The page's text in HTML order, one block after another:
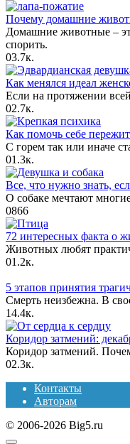
Почему домашние
Домашние животные ‒
спорить.
03.7к.
Как менялся идеал
Если на протяжении
02.7к.
Как помочь себе
С горем так или иначе
01.3к.
Все, что нужно знать,
О собаке мечтают
0866
72 интересных факта о
Животных любят
01.2к.
5 этапов принятия
Смерть неизбежна. В
14.4к.
Коридор затмений:
Коридор затмений.
02.3к.
Контакты
Авторам
© 2006-2026 Big5.ru